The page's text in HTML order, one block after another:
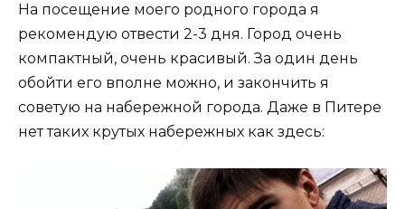
На посещение моего родного города я
рекомендую отвести 2-3 дня. Город очень
компактный, очень красивый. За один день
обойти его вполне можно, и закончить я
советую на набережной города. Даже в Питере
нет таких крутых набережных как здесь: